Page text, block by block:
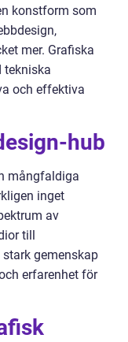
konstform som
mer. Grafiska
tekniska
och effektiva
hub
mångfaldiga
inget
av
till
gemenskap
erfarenhet för